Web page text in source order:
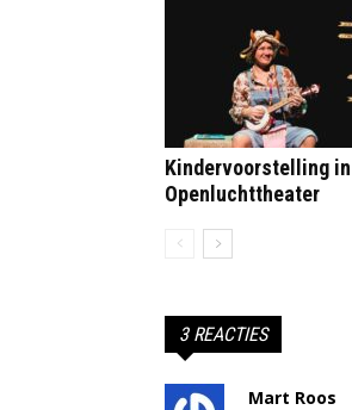
Kindervoorstelling in
Openluchttheater
3 REACTIES
Mart Roos